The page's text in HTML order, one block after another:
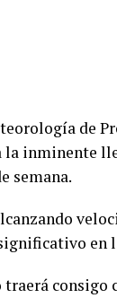
de
la inminente
semana.
en
consigo